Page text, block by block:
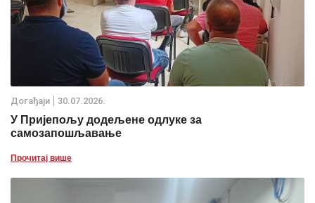
Дoгађаjи 30.07.2026.
У Пријепољу додељене одлуке за
самозапошљавање
Прочитај више